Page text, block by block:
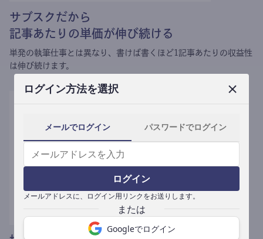
ログイン方法を選択
メールでログイン パスワードでログイン
ログイン
メールアドレスに、ログイン用リンクをお送りします。
Googleでログイン
サブスクだから
記事あたりの単価が伸び続ける
単発の執筆仕事とは異なり、 書けば書くほど1記事あたりの収益性
は伸び続けます。